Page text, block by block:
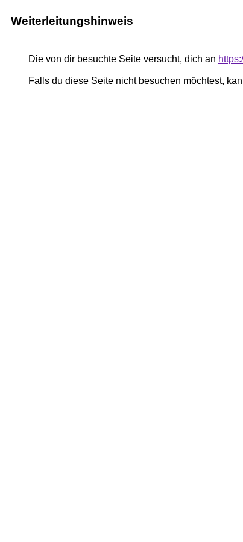
Weiterleitungshinweis
Die von dir besuchte Seite versucht, dich an
Falls du diese Seite nicht besuchen möchtest,